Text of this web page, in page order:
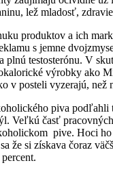
lež mladosť,
produktov a ich
s jemne
plnú testosterónu. V
výrobky ako
v posteli vyzerajú, než
piva podľahli
Veľkú časť
pive. Hoci
že si získava čoraz